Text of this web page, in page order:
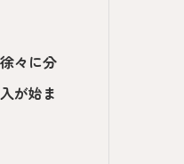
々に分
が始ま